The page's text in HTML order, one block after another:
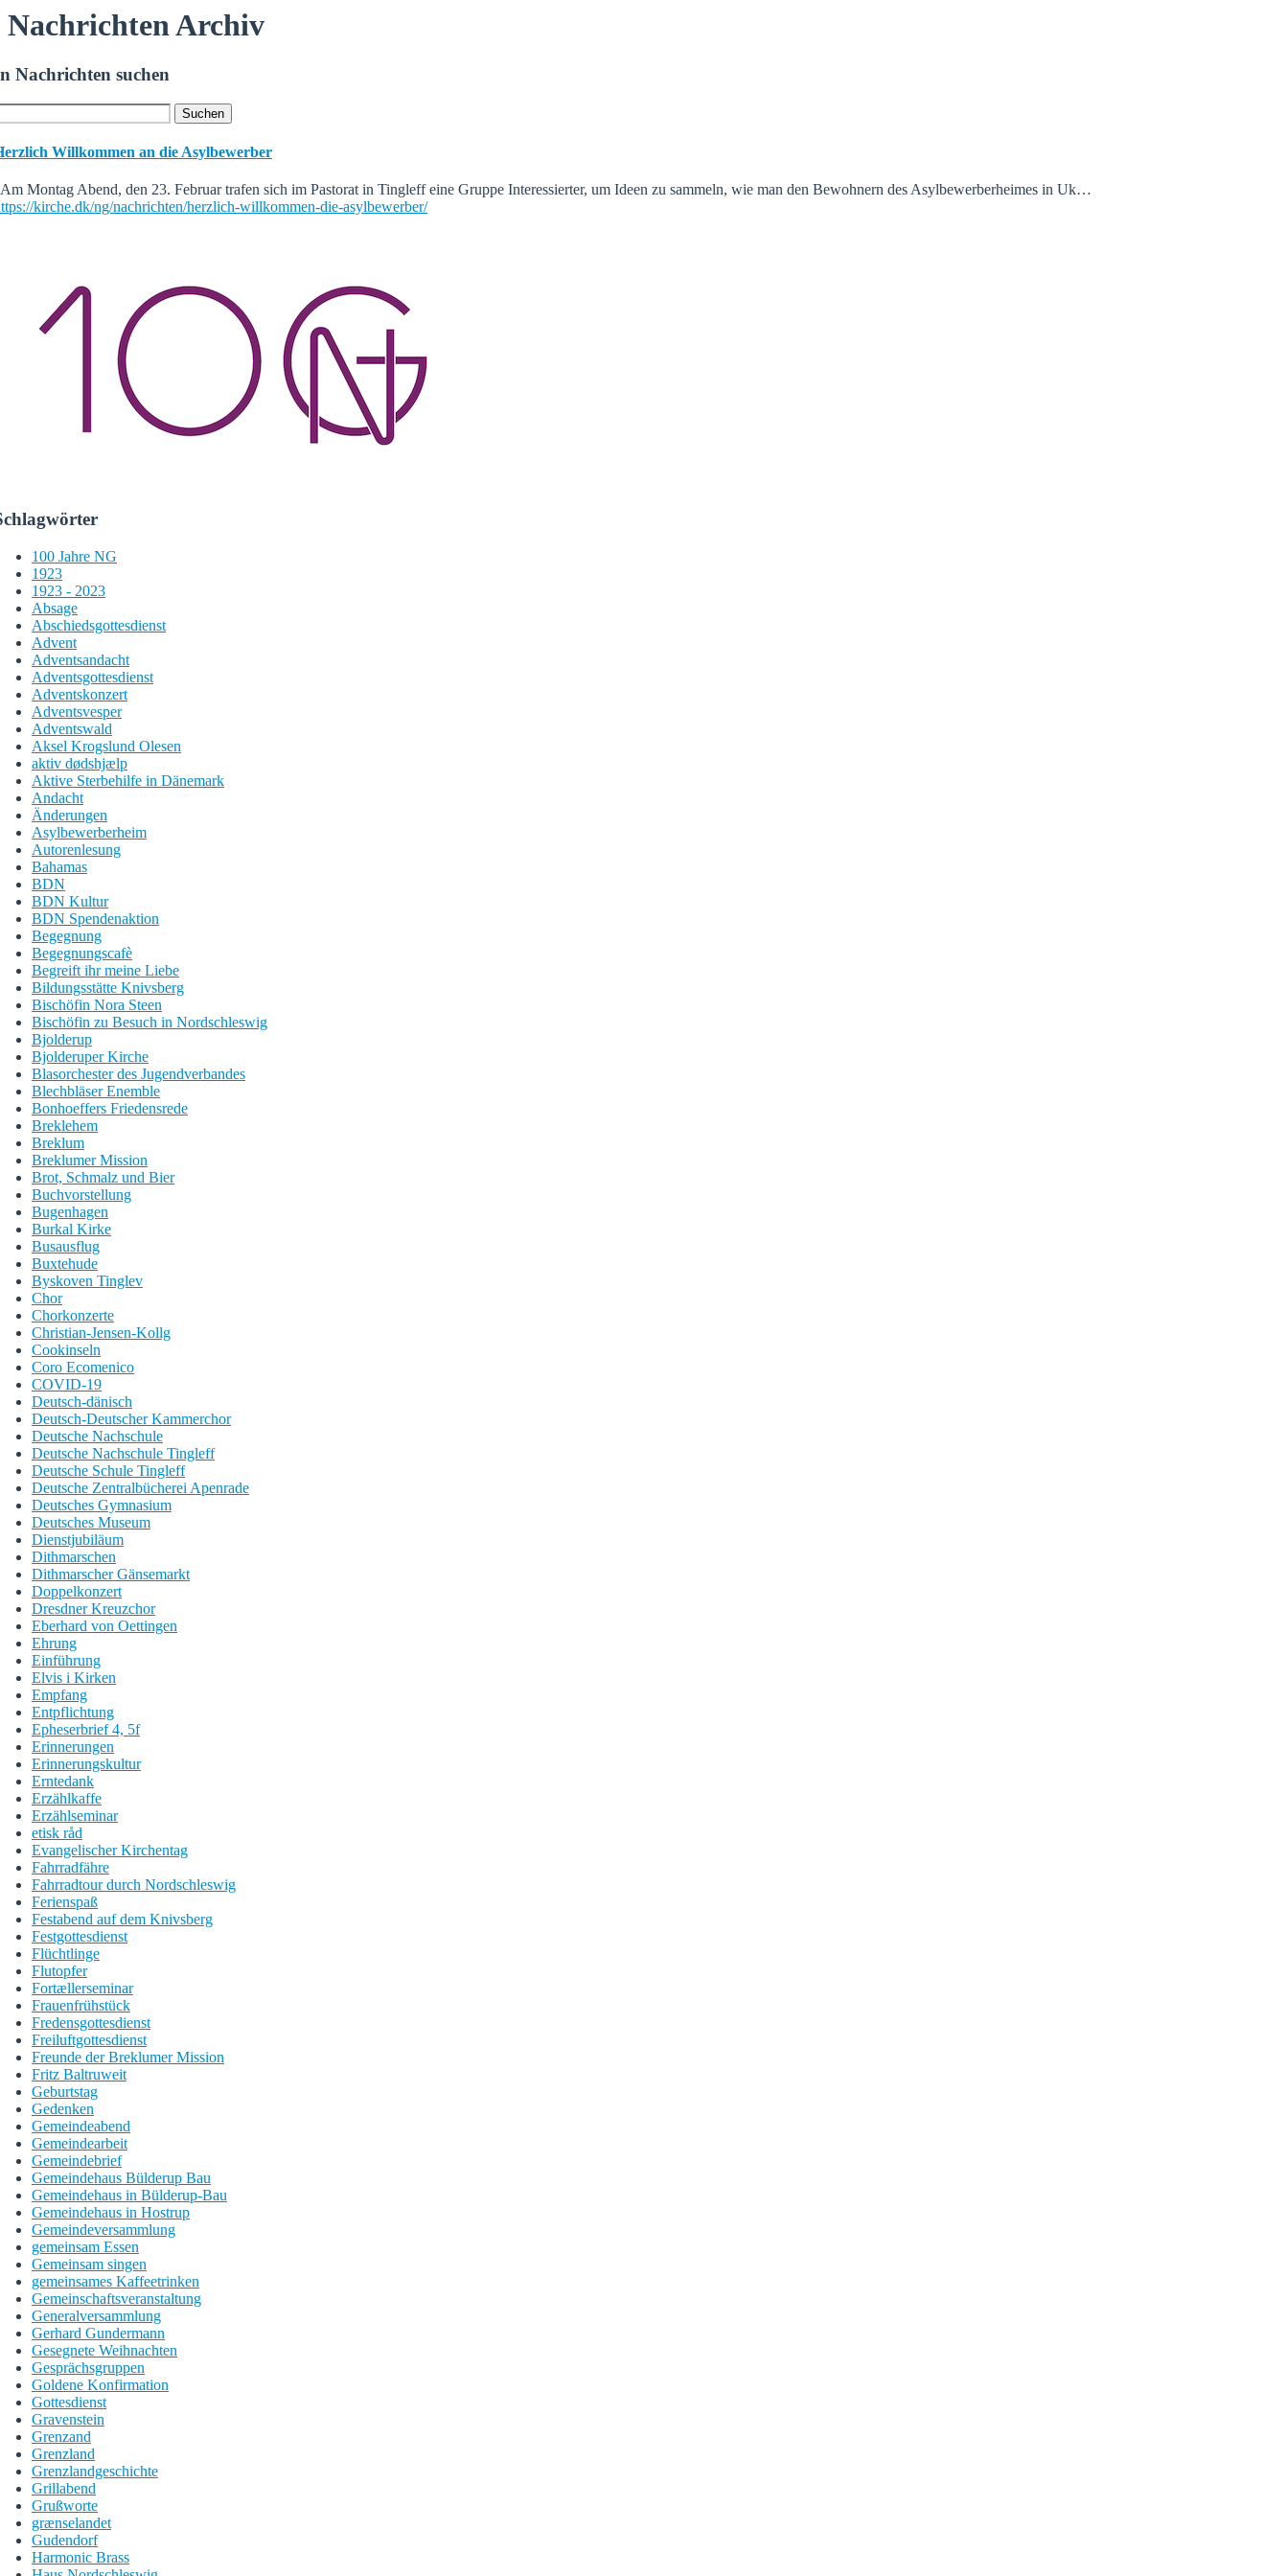
Nachrichten Archiv
Nachrichten suchen
Willkommen an die Asylbewerber
Montag Abend, den 23. Februar trafen sich im Pastorat in Tingleff eine Gruppe Interessierter, um Ideen zu sammeln, wie man den Bewohnern des Asylbewerberheimes in Uk…
kirche.dk/ng/nachrichten/herzlich-willkommen-die-asylbewerber/
100 Jahre NG
1923
1923 - 2023
Absage
Abschiedsgottesdienst
Advent
Adventsandacht
Adventsgottesdienst
Adventskonzert
Adventsvesper
Adventswald
Aksel Krogslund Olesen
aktiv dødshjælp
Aktive Sterbehilfe in Dänemark
Andacht
Änderungen
Asylbewerberheim
Autorenlesung
Bahamas
BDN
BDN Kultur
BDN Spendenaktion
Begegnung
Begegnungscafè
Begreift ihr meine Liebe
Bildungsstätte Knivsberg
Bischöfin Nora Steen
Bischöfin zu Besuch in Nordschleswig
Bjolderup
Bjolderuper Kirche
Blasorchester des Jugendverbandes
Blechbläser Enemble
Bonhoeffers Friedensrede
Breklehem
Breklum
Breklumer Mission
Brot, Schmalz und Bier
Buchvorstellung
Bugenhagen
Burkal Kirke
Busausflug
Buxtehude
Byskoven Tinglev
Chor
Chorkonzerte
Christian-Jensen-Kollg
Cookinseln
Coro Ecomenico
COVID-19
Deutsch-dänisch
Deutsch-Deutscher Kammerchor
Deutsche Nachschule
Deutsche Nachschule Tingleff
Deutsche Schule Tingleff
Deutsche Zentralbücherei Apenrade
Deutsches Gymnasium
Deutsches Museum
Dienstjubiläum
Dithmarschen
Dithmarscher Gänsemarkt
Doppelkonzert
Dresdner Kreuzchor
Eberhard von Oettingen
Ehrung
Einführung
Elvis i Kirken
Empfang
Entpflichtung
Epheserbrief 4, 5f
Erinnerungen
Erinnerungskultur
Erntedank
Erzählkaffe
Erzählseminar
etisk råd
Evangelischer Kirchentag
Fahrradfähre
Fahrradtour durch Nordschleswig
Ferienspaß
Festabend auf dem Knivsberg
Festgottesdienst
Flüchtlinge
Flutopfer
Fortællerseminar
Frauenfrühstück
Fredensgottesdienst
Freiluftgottesdienst
Freunde der Breklumer Mission
Fritz Baltruweit
Geburtstag
Gedenken
Gemeindeabend
Gemeindearbeit
Gemeindebrief
Gemeindehaus Bülderup Bau
Gemeindehaus in Bülderup-Bau
Gemeindehaus in Hostrup
Gemeindeversammlung
gemeinsam Essen
Gemeinsam singen
gemeinsames Kaffeetrinken
Gemeinschaftsveranstaltung
Generalversammlung
Gerhard Gundermann
Gesegnete Weihnachten
Gesprächsgruppen
Goldene Konfirmation
Gottesdienst
Gravenstein
Grenzand
Grenzland
Grenzlandgeschichte
Grillabend
Grußworte
grænselandet
Gudendorf
Harmonic Brass